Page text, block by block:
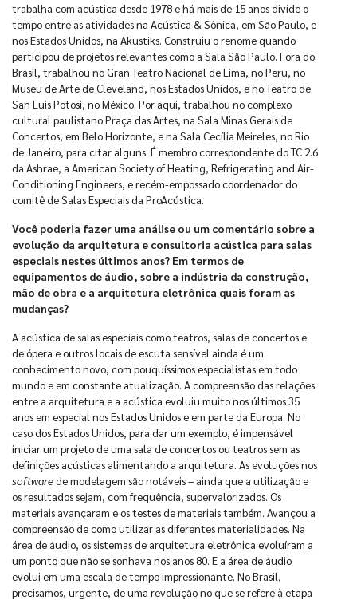
trabalha com acústica desde 1978 e há mais de 15 anos divide o
tempo entre as atividades na Acústica & Sônica, em São Paulo, e
nos Estados Unidos, na Akustiks. Construiu o renome quando
participou de projetos relevantes como a Sala São Paulo. Fora do
Brasil, trabalhou no Gran Teatro Nacional de Lima, no Peru, no
Museu de Arte de Cleveland, nos Estados Unidos, e no Teatro de
San Luis Potosi, no México. Por aqui, trabalhou no complexo
cultural paulistano Praça das Artes, na Sala Minas Gerais de
Concertos, em Belo Horizonte, e na Sala Cecília Meireles, no Rio
de Janeiro, para citar alguns. É membro correspondente do TC 2.6
da Ashrae, a American Society of Heating, Refrigerating and Air-
Conditioning Engineers, e recém-empossado coordenador do
comitê de Salas Especiais da ProAcústica.
Você poderia fazer uma análise ou um comentário sobre a
evolução da arquitetura e consultoria acústica para salas
especiais nestes últimos anos? Em termos de
equipamentos de áudio, sobre a indústria da construção,
mão de obra e a arquitetura eletrônica quais foram as
mudanças?
A acústica de salas especiais como teatros, salas de concertos e
de ópera e outros locais de escuta sensível ainda é um
conhecimento novo, com pouquíssimos especialistas em todo
mundo e em constante atualização. A compreensão das relações
entre a arquitetura e a acústica evoluiu muito nos últimos 35
anos em especial nos Estados Unidos e em parte da Europa. No
caso dos Estados Unidos, para dar um exemplo, é impensável
iniciar um projeto de uma sala de concertos ou teatros sem as
definições acústicas alimentando a arquitetura. As evoluções nos
softwarede modelagem são notáveis – ainda que a utilização e
os resultados sejam, com frequência, supervalorizados. Os
materiais avançaram e os testes de materiais também. Avançou a
compreensão de como utilizar as diferentes materialidades. Na
área de áudio, os sistemas de arquitetura eletrônica evoluíram a
um ponto que não se sonhava nos anos 80. E a área de áudio
evolui em uma escala de tempo impressionante. No Brasil,
precisamos, urgente, de uma revolução no que se refere à etapa